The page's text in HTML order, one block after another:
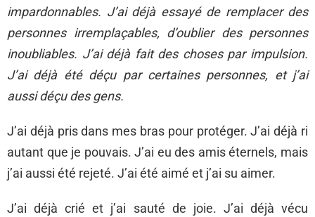
impardonnables. J’ai déjà essayé de remplacer des
personnes irremplaçables, d’oublier des personnes
inoubliables. J’ai déjà fait des choses par impulsion.
J’ai déjà été déçu par certaines personnes, et j’ai
aussi déçu des gens.
J’ai déjà pris dans mes bras pour protéger. J’ai déjà ri
autant que je pouvais. J’ai eu des amis éternels, mais
j’ai aussi été rejeté. J’ai été aimé et j’ai su aimer.
J’ai déjà crié et j’ai sauté de joie. J’ai déjà vécu